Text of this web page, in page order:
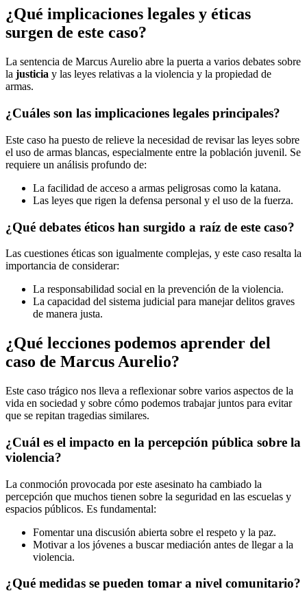
¿Qué implicaciones legales y éticas
surgen de este caso?
La sentencia de Marcus Aurelio abre la puerta a varios debates sobre
la justicia y las leyes relativas a la violencia y la propiedad de
armas.
¿Cuáles son las implicaciones legales principales?
Este caso ha puesto de relieve la necesidad de revisar las leyes sobre
el uso de armas blancas, especialmente entre la población juvenil. Se
requiere un análisis profundo de:
La facilidad de acceso a armas peligrosas como la katana.
Las leyes que rigen la defensa personal y el uso de la fuerza.
¿Qué debates éticos han surgido a raíz de este caso?
Las cuestiones éticas son igualmente complejas, y este caso resalta la
importancia de considerar:
La responsabilidad social en la prevención de la violencia.
La capacidad del sistema judicial para manejar delitos graves
de manera justa.
¿Qué lecciones podemos aprender del
caso de Marcus Aurelio?
Este caso trágico nos lleva a reflexionar sobre varios aspectos de la
vida en sociedad y sobre cómo podemos trabajar juntos para evitar
que se repitan tragedias similares.
¿Cuál es el impacto en la percepción pública sobre la
violencia?
La conmoción provocada por este asesinato ha cambiado la
percepción que muchos tienen sobre la seguridad en las escuelas y
espacios públicos. Es fundamental:
Fomentar una discusión abierta sobre el respeto y la paz.
Motivar a los jóvenes a buscar mediación antes de llegar a la
violencia.
¿Qué medidas se pueden tomar a nivel comunitario?